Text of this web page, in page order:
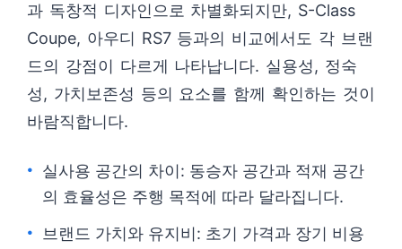
과 독창적 디자인으로 차별화되지만, S-Class
Coupe, 아우디 RS7 등과의 비교에서도 각 브랜
드의 강점이 다르게 나타납니다. 실용성, 정숙
성, 가치보존성 등의 요소를 함께 확인하는 것이
바람직합니다.
실사용 공간의 차이: 동승자 공간과 적재 공간
의 효율성은 주행 목적에 따라 달라집니다.
브랜드 가치와 유지비: 초기 가격과 장기 비용